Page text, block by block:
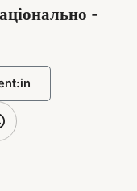
-